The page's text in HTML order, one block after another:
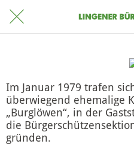
Im Januar 1979 trafen
überwiegend ehemalige
„Burglöwen“, in der
die
gründen.